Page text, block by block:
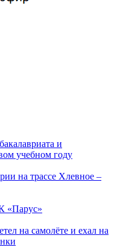
и
учебном году
на трассе Хлевное –
«Парус»
на самолёте и ехал на